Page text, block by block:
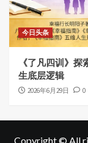
今日头条
《了凡四训》探
生底层逻辑
2026年6月29日 0
Copyright © All